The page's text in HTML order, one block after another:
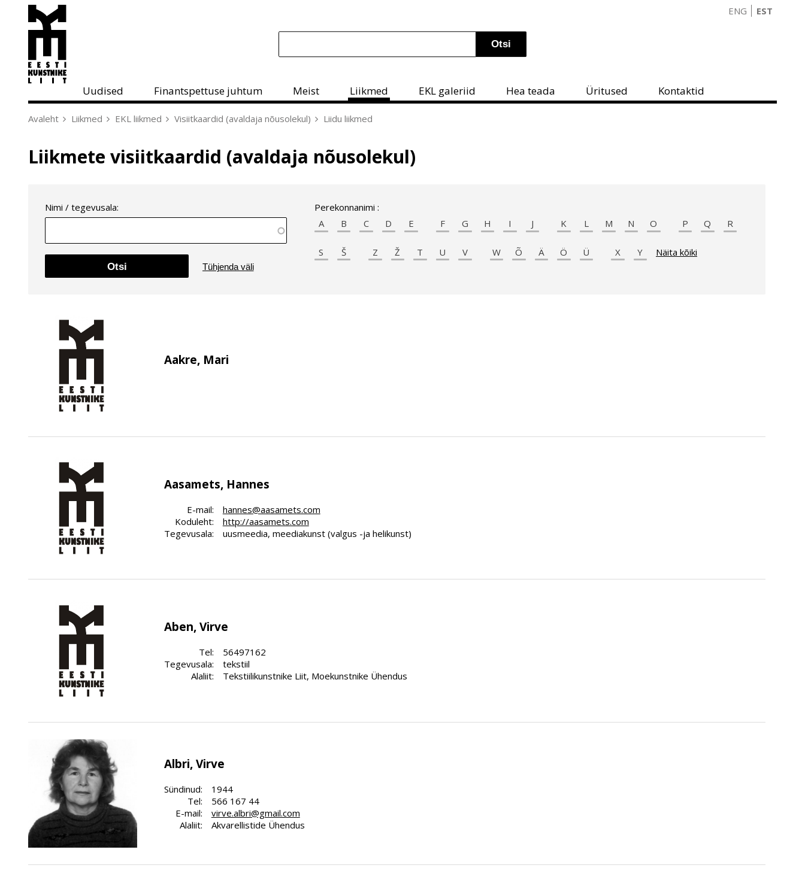
ENG EST
Uudised Finantspettuse juhtum Meist Liikmed EKL galeriid Hea teada Üritused Kontaktid
Breadcrumb
Avaleht Liikmed EKL liikmed Visiitkaardid (avaldaja nõusolekul) Liidu liikmed
Liikmete visiitkaardid (avaldaja nõusolekul)
Nimi / tegevusala:
Perekonnanimi :
A
B C D E F G H I J K L M N O P Q R
S Š Z Ž T U V W Õ Ä Ö Ü X Y Näita kõiki
Aakre, Mari
Aasamets, Hannes
E-mail:
Koduleht:
Tegevusala:
hannes@aasamets.com
http://aasamets.com
uusmeedia, meediakunst (valgus -ja helikunst)
Aben, Virve
Tel:
Tegevusala:
Alaliit:
56497162
tekstiil
Tekstiilikunstnike Liit, Moekunstnike Ühendus
Albri, Virve
Sündinud:
Tel:
E-mail:
Alaliit:
1944
566 167 44
virve.albri@gmail.com
Akvarellistide Ühendus